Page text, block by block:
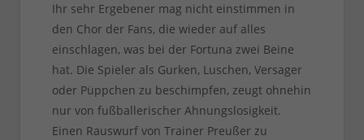
Ihr sehr Ergebener mag nicht einstimmen in
den Chor der Fans, die wieder auf alles
einschlagen, was bei der Fortuna zwei Beine
hat. Die Spieler als Gurken, Luschen, Versager
oder Püppchen zu beschimpfen, zeugt ohnehin
nur von fußballerischer Ahnungslosigkeit.
Einen Rauswurf von Trainer Preußer zu